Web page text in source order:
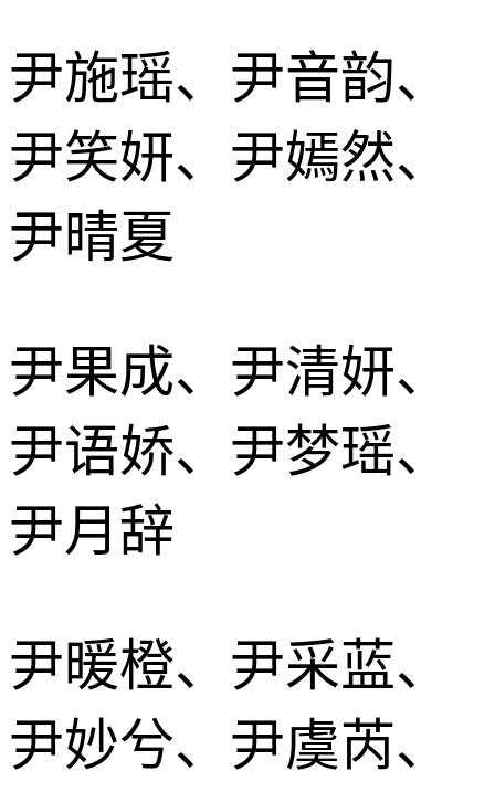
尹施瑶、尹音韵、
尹笑妍、尹嫣然、
尹晴夏
尹果成、尹清妍、
尹语娇、尹梦瑶、
尹月辞
尹暖橙、尹采蓝、
尹妙兮、尹虞芮、